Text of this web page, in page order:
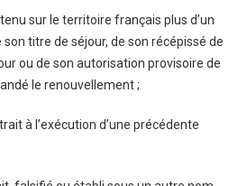
sur le territoire français plus d’un
titre de séjour, de son récépissé de
ou de son autorisation provisoire de
le renouvellement ;
à l’exécution d’une précédente